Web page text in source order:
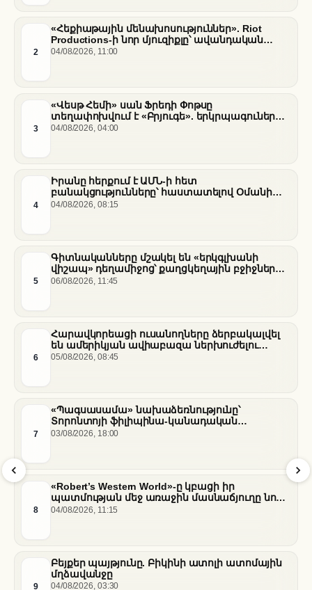
2
«Հեքիաթային մենախոսություններ». Riot
Productions-ի նոր մյուզիքլը՝ ավանդական
պատմությունների նոր վերաիմաստավորում
04/08/2026, 11:00
3
«Վեսթ Հեմի» սան Ֆրեդի Փոթսը
տեղափոխվում է «Բրյուգե». երկրպագուների
դժգոհությունը և ակումբի ռազմավարությունը
04/08/2026, 04:00
4
Իրանը հերքում է ԱՄՆ-ի հետ
բանակցությունները՝ հաստատելով Օմանի
միջնորդությամբ քննարկումները Հորմուզի
04/08/2026, 08:15
5
Գիտնականները մշակել են «երկգլխանի
վիշապ» դեղամիջոց՝ քաղցկեղային բջիջները
սովամահ անելու համար
06/08/2026, 11:45
6
Հարավկորեացի ուսանողները ձերբակալվել
են ամերիկյան ավիաբազա ներխուժելու
համար
05/08/2026, 08:45
7
«Պագսասամա» նախաձեռնությունը՝
Տորոնտոյի ֆիլիպինա-կանադական
արվեստագետների համար
03/08/2026, 18:00
8
«Robert’s Western World»-ը կբացի իր
պատմության մեջ առաջին մասնաճյուղը նոր
«Nissan Stadium» մարզադաշտում
04/08/2026, 11:15
9
Բեյքեր պայթյունը. Բիկինի ատոլի ատոմային
մղձավանջը
04/08/2026, 03:30